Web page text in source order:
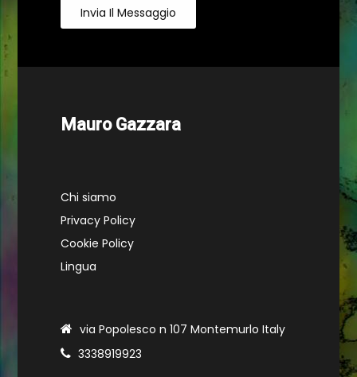
Invia Il Messaggio
Mauro Gazzara
Chi siamo
Privacy Policy
Cookie Policy
Lingua
via Popolesco n 107 Montemurlo Italy
3338919923